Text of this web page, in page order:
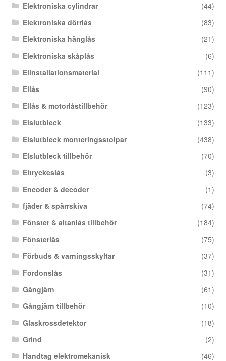
Elektroniska cylindrar
(44)
Elektroniska dörrlås
(83)
Elektroniska hänglås
(21)
Elektroniska skåplås
(6)
Elinstallationsmaterial
(111)
Ellås
(90)
Ellås & motorlåstillbehör
(123)
Elslutbleck
(133)
Elslutbleck monteringsstolpar
(438)
Elslutbleck tillbehör
(70)
Eltryckeslås
(3)
Encoder & decoder
(1)
fjäder & spärrskiva
(74)
Fönster & altanlås tillbehör
(184)
Fönsterlås
(75)
Förbuds & varningsskyltar
(37)
Fordonslås
(31)
Gångjärn
(61)
Gångjärn tillbehör
(10)
Glaskrossdetektor
(18)
Grind
(2)
Handtag elektromekanisk
(46)